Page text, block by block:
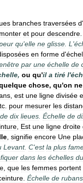
branches traversées d'
monter et pour descendre
qu'elle ne glisse L '
en forme d'
par une échelle de
, ou qu'il a tiré l'
chose, qu'on ne
est une ligne divisée
pour mesurer les
de dix lieues Échelle de
Est une ligne droite
signifie encore Une
Levant. C'est la plus
dans les échelles du
que les femmes portent
Échelle de rubans